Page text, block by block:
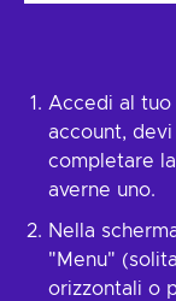
Accedi al tuo
account,
completare
averne uno.
Nella
"Menu"
orizzontali o